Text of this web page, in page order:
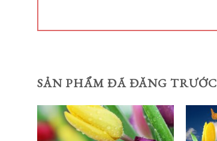
SẢN PHẨM ĐÃ ĐĂNG TRƯỚC